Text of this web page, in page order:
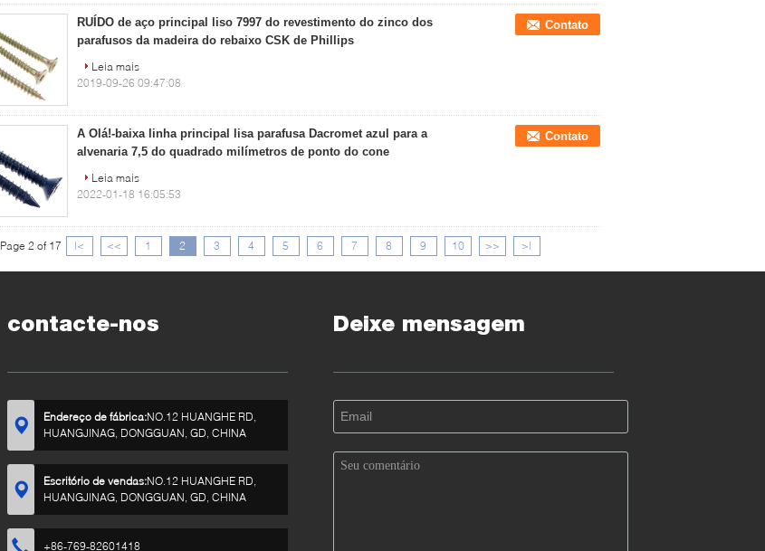
RUÍDO de aço principal liso 7997 do revestimento do zinco dos
parafusos da madeira do rebaixo CSK de Phillips
Contato
Leia mais
2019-09-26 09:47:08
A Olá!-baixa linha principal lisa parafusa Dacromet azul para a
alvenaria 7,5 do quadrado milímetros de ponto do cone
Contato
Leia mais
2022-01-18 16:05:53
Page 2 of 17 |< << 1 2 3 4 5 6 7 8 9 10 >> >|
contacte-nos
Endereço de fábrica:NO.12 HUANGHE RD,
HUANGJINAG, DONGGUAN, GD, CHINA
Escritório de vendas:NO.12 HUANGHE RD,
HUANGJINAG, DONGGUAN, GD, CHINA
+86-769-82601418
Deixe mensagem